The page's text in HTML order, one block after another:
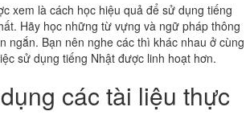
xem là cách học hiệu quả để sử dụng tiếng
Hãy học những từ vựng và ngữ pháp thông
ngắn. Bạn nên nghe các thì khác nhau ở cùng
sử dụng tiếng Nhật được linh hoạt hơn.
các tài liệu thực